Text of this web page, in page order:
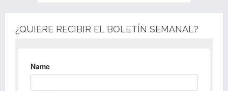
¿QUIERE RECIBIR EL BOLETÍN SEMANAL?